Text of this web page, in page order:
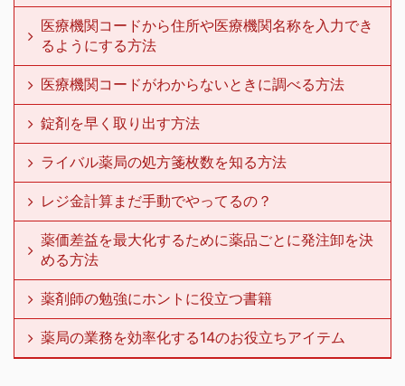
医療機関コードから住所や医療機関名称を入力でき
るようにする方法
医療機関コードがわからないときに調べる方法
錠剤を早く取り出す方法
ライバル薬局の処方箋枚数を知る方法
レジ金計算まだ手動でやってるの？
薬価差益を最大化するために薬品ごとに発注卸を決
める方法
薬剤師の勉強にホントに役立つ書籍
薬局の業務を効率化する14のお役立ちアイテム